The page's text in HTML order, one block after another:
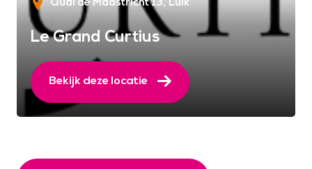
Le Grand Curtius
Bekijk deze locatie